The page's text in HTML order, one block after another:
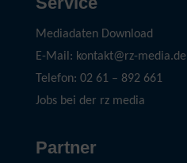
Mediadaten Download
E-Mail: kontakt@rz-media.de
Telefon: 02 61 – 892 661
Jobs bei der rz media
Partner